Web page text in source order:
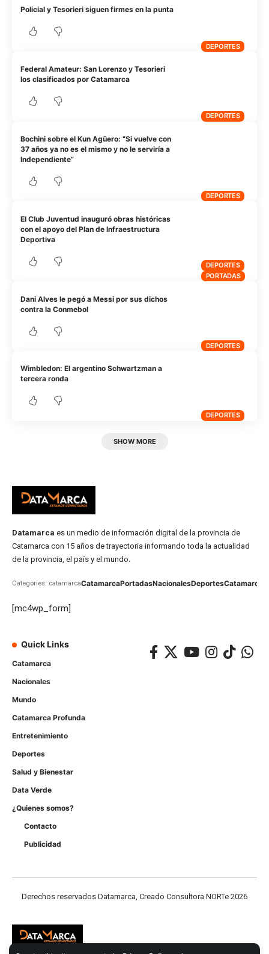
DEPORTES
Policial y Tesorieri siguen firmes en la punta
DEPORTES
Federal Amateur: San Lorenzo y Tesorieri
los clasificados por Catamarca
DEPORTES
Bochini sobre el Kun Agüero: “Si vuelve con
37 años ya no es el mismo y no le serviría a
Independiente”
DEPORTES
PORTADAS
El Club Juventud inauguró obras históricas
con el apoyo del Plan de Infraestructura
Deportiva
DEPORTES
Dani Alves le pegó a Messi por sus dichos
contra la Conmebol
DEPORTES
Wimbledon: El argentino Schwartzman a
tercera ronda
SHOW MORE
Datamarca es un medio de información digital de la provincia de
Catamarca con 15 años de trayectoria informando toda la actualidad
de la provincia, el país y el mundo.
Categories: catamarcaCatamarcaPortadasNacionalesDeportesCatamarca
[mc4wp_form]
Quick Links
Catamarca
Nacionales
Mundo
Catamarca Profunda
Entretenimiento
Deportes
Salud y Bienestar
Data Verde
¿Quienes somos?
Contacto
Publicidad
Derechos reservados Datamarca, Creado Consultora NORTe 2026